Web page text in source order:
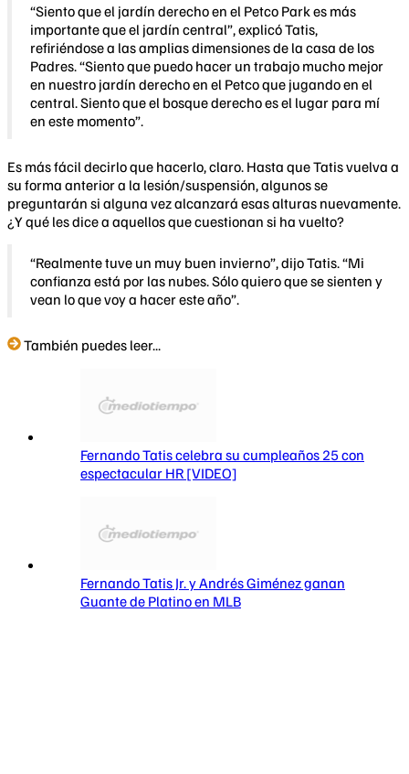
“Siento que el jardín derecho en el Petco Park es más
importante que el jardín central”, explicó Tatis,
refiriéndose a las amplias dimensiones de la casa de los
Padres. “Siento que puedo hacer un trabajo mucho mejor
en nuestro jardín derecho en el Petco que jugando en el
central. Siento que el bosque derecho es el lugar para mí
en este momento”.
Es más fácil decirlo que hacerlo, claro. Hasta que Tatis vuelva a
su forma anterior a la lesión/suspensión, algunos se
preguntarán si alguna vez alcanzará esas alturas nuevamente.
¿Y qué les dice a aquellos que cuestionan si ha vuelto?
“Realmente tuve un muy buen invierno”, dijo Tatis. “Mi
confianza está por las nubes. Sólo quiero que se sienten y
vean lo que voy a hacer este año”.
También puedes leer...
Fernando Tatis celebra su cumpleaños 25 con
espectacular HR [VIDEO]
Fernando Tatis Jr. y Andrés Giménez ganan
Guante de Platino en MLB